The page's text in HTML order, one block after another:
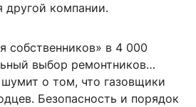
другой компании.
собственников» в 4 000
выбор ремонтников…
о том, что газовщики
Безопасность и порядок